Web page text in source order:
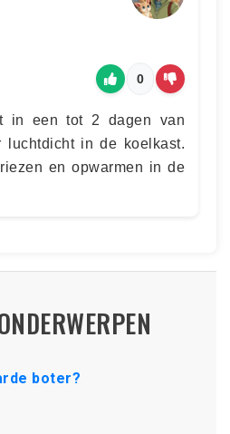
0
in een tot 2 dagen van
luchtdicht in de koelkast.
en opwarmen in de
boter?